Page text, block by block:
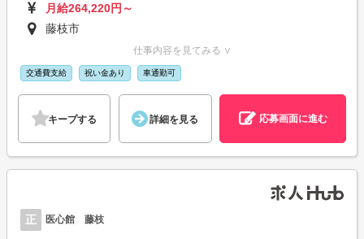
月給264,220円～
藤枝市
仕事内容を見てみる ∨
交通費支給 祝い金あり 車通勤可
キープする 詳細を見る 応募画面に進む
正 医心館 藤枝